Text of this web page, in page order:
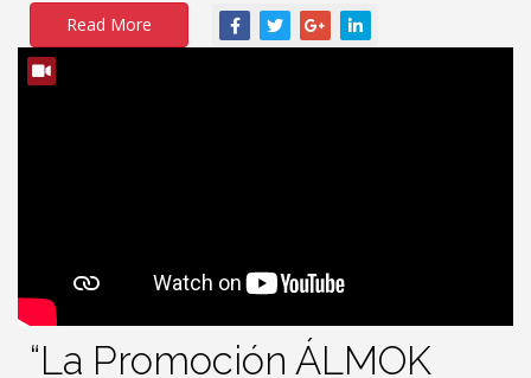
Read More
“La Promoción ÁLMOK